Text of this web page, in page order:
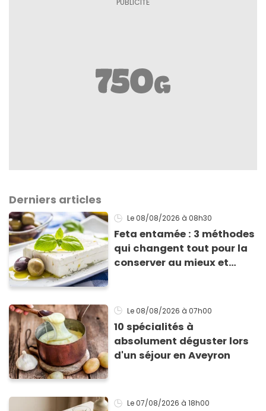
Derniers articles
Le 08/08/2026 à 08h30
Feta entamée : 3 méthodes
qui changent tout pour la
conserver au mieux et
Le 08/08/2026 à 07h00
10 spécialités à
absolument déguster lors
d'un séjour en Aveyron
Le 07/08/2026 à 18h00